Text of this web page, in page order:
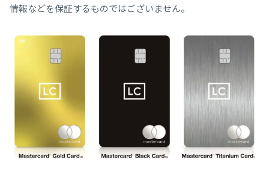
情報などを保証するものではございません。